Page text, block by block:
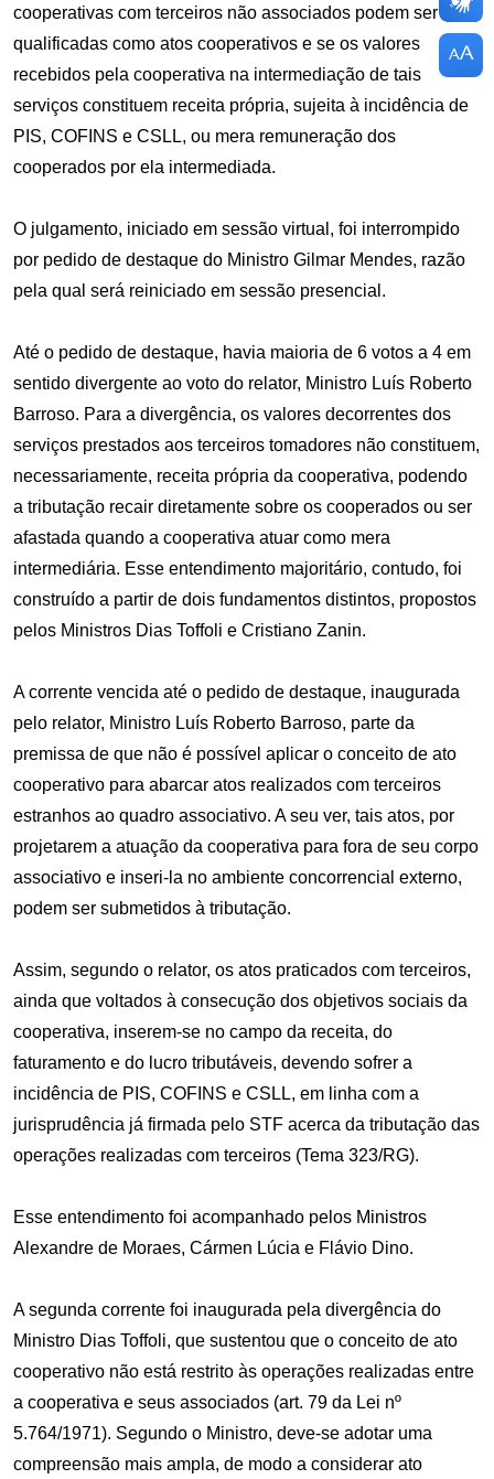
AA
cooperativas com terceiros não associados podem ser
qualificadas como atos cooperativos e se os valores
recebidos pela cooperativa na intermediação de tais
serviços constituem receita própria, sujeita à incidência de
PIS, COFINS e CSLL, ou mera remuneração dos
cooperados por ela intermediada.
O julgamento, iniciado em sessão virtual, foi interrompido
por pedido de destaque do Ministro Gilmar Mendes, razão
pela qual será reiniciado em sessão presencial.
Até o pedido de destaque, havia maioria de 6 votos a 4 em
sentido divergente ao voto do relator, Ministro Luís Roberto
Barroso. Para a divergência, os valores decorrentes dos
serviços prestados aos terceiros tomadores não constituem,
necessariamente, receita própria da cooperativa, podendo
a tributação recair diretamente sobre os cooperados ou ser
afastada quando a cooperativa atuar como mera
intermediária. Esse entendimento majoritário, contudo, foi
construído a partir de dois fundamentos distintos, propostos
pelos Ministros Dias Toffoli e Cristiano Zanin.
A corrente vencida até o pedido de destaque, inaugurada
pelo relator, Ministro Luís Roberto Barroso, parte da
premissa de que não é possível aplicar o conceito de ato
cooperativo para abarcar atos realizados com terceiros
estranhos ao quadro associativo. A seu ver, tais atos, por
projetarem a atuação da cooperativa para fora de seu corpo
associativo e inseri-la no ambiente concorrencial externo,
podem ser submetidos à tributação.
Assim, segundo o relator, os atos praticados com terceiros,
ainda que voltados à consecução dos objetivos sociais da
cooperativa, inserem-se no campo da receita, do
faturamento e do lucro tributáveis, devendo sofrer a
incidência de PIS, COFINS e CSLL, em linha com a
jurisprudência já firmada pelo STF acerca da tributação das
operações realizadas com terceiros (Tema 323/RG).
Esse entendimento foi acompanhado pelos Ministros
Alexandre de Moraes, Cármen Lúcia e Flávio Dino.
A segunda corrente foi inaugurada pela divergência do
Ministro Dias Toffoli, que sustentou que o conceito de ato
cooperativo não está restrito às operações realizadas entre
a cooperativa e seus associados (art. 79 da Lei nº
5.764/1971). Segundo o Ministro, deve-se adotar uma
compreensão mais ampla, de modo a considerar ato